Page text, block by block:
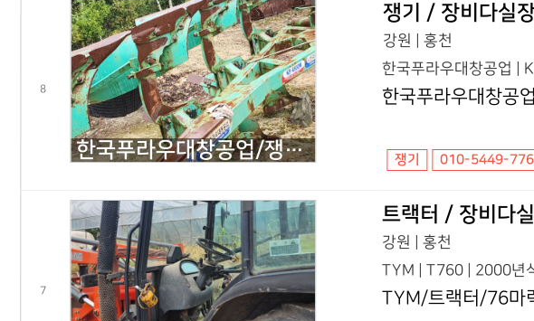
8
한국푸라우대창공업/쟁기/규격문의/KP4500W/2021년식
쟁기 / 장비다실
강원 | 홍천
한국푸라우대창공업 |
한국푸라우대창공
쟁기 010-5449-
7
트랙터 / 장비다
강원 | 홍천
TYM | T760 | 2000년
TYM/트랙터/76